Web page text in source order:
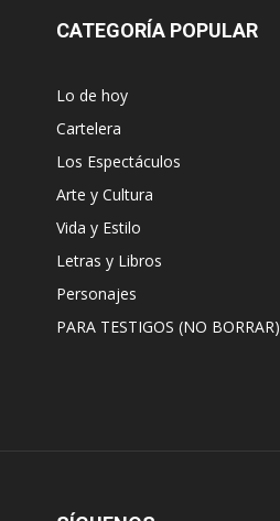
CATEGORÍA POPULAR
Lo de hoy
Cartelera
Los Espectáculos
Arte y Cultura
Vida y Estilo
Letras y Libros
Personajes
PARA TESTIGOS (NO BORRAR)